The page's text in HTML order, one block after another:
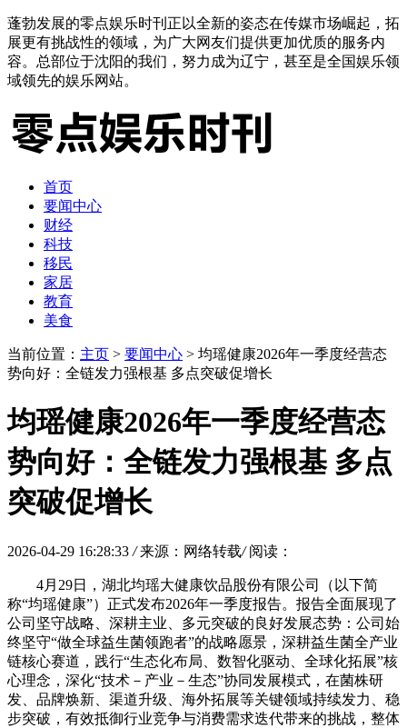
蓬勃发展的零点娱乐时刊正以全新的姿态在传媒市场崛起，拓
展更有挑战性的领域，为广大网友们提供更加优质的服务内
容。总部位于沈阳的我们，努力成为辽宁，甚至是全国娱乐领
域领先的娱乐网站。
首页
要闻中心
财经
科技
移民
家居
教育
美食
当前位置： 主页 > 要闻中心 > 均瑶健康2026年一季度经营态
势向好：全链发力强根基 多点突破促增长
均瑶健康2026年一季度经营态
势向好：全链发力强根基 多点
突破促增长
2026-04-29 16:28:33 / 来源：网络转载/ 阅读：
4月29日，湖北均瑶大健康饮品股份有限公司（以下简
称“均瑶健康”）正式发布2026年一季度报告。报告全面展现了
公司坚守战略、深耕主业、多元突破的良好发展态势：公司始
终坚守“做全球益生菌领跑者”的战略愿景，深耕益生菌全产业
链核心赛道，践行“生态化布局、数智化驱动、全球化拓展”核
心理念，深化“技术－产业－生态”协同发展模式，在菌株研
发、品牌焕新、渠道升级、海外拓展等关键领域持续发力、稳
步突破，有效抵御行业竞争与消费需求迭代带来的挑战，整体